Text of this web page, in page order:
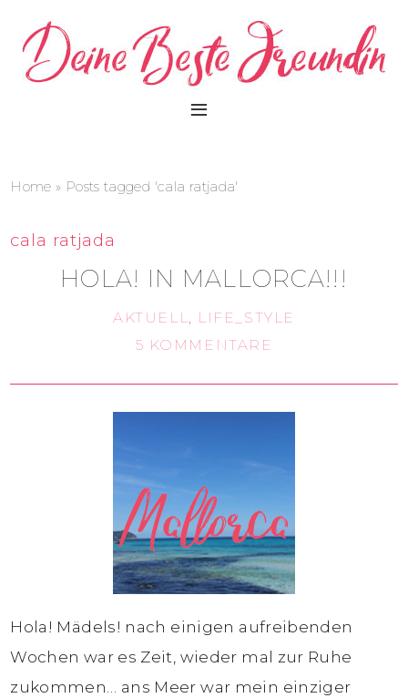
Home » Posts tagged 'cala ratjada'
cala ratjada
HOLA! IN MALLORCA!!!
AKTUELL, LIFE_STYLE
5 KOMMENTARE
Hola! Mädels! nach einigen aufreibenden
Wochen war es Zeit, wieder mal zur Ruhe
zukommen… ans Meer war mein einziger